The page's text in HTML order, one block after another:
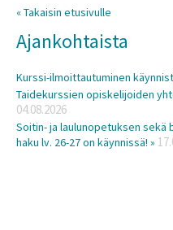
« Takaisin etusivulle
Ajankohtaista
Kurssi-ilmoittautuminen
Taidekurssien opiskelijoiden
04.08.2026
Soitin- ja laulunopetuksen sekä
haku lv. 26-27 on käynnissä! »